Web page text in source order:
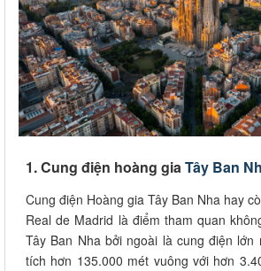
1. Cung điện hoàng giaTây Ban
Cung điện Hoàng gia Tây Ban Nha hay
Real de Madrid là điểm tham quan
Tây Ban Nha bởi ngoài là cung điện lớn
tích hơn 135.000 mét vuông với hơn